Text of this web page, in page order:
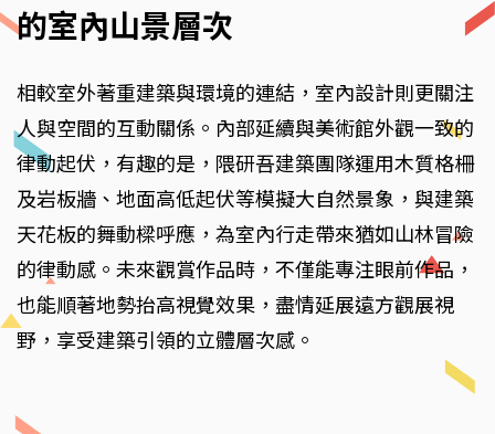
的室內山景層次
相較室外著重建築與環境的連結，室內設計則更關注
人與空間的互動關係。內部延續與美術館外觀一致的
律動起伏，有趣的是，隈研吾建築團隊運用木質格柵
及岩板牆、地面高低起伏等模擬大自然景象，與建築
天花板的舞動樑呼應，為室內行走帶來猶如山林冒險
的律動感。未來觀賞作品時，不僅能專注眼前作品，
也能順著地勢抬高視覺效果，盡情延展遠方觀展視
野，享受建築引領的立體層次感。